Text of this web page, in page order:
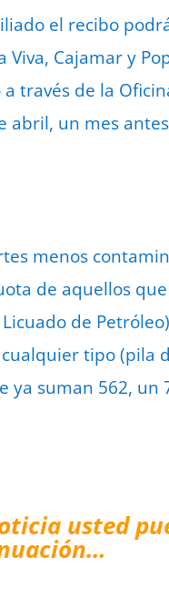
el recibo
Viva, Cajamar y
a través de la
un mes
menos
de aquellos
de
cualquier tipo
ya suman 562, un
usted